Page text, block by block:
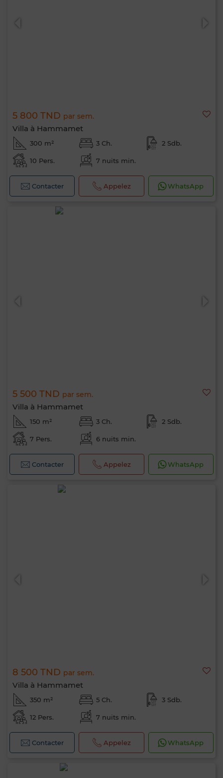
5 800 TND par sem.
Villa à Hammamet
300 m² 3 Ch. 2 Sdb.
10 Pers. 7 nuits min.
Contacter Appelez WhatsApp
5 500 TND par sem.
Villa à Hammamet
150 m² 3 Ch. 2 Sdb.
7 Pers. 6 nuits min.
Contacter Appelez WhatsApp
8 500 TND par sem.
Villa à Hammamet
350 m² 5 Ch. 3 Sdb.
12 Pers. 7 nuits min.
Contacter Appelez WhatsApp
Bonjour, je suis MIA. Quel critère souhaitez-